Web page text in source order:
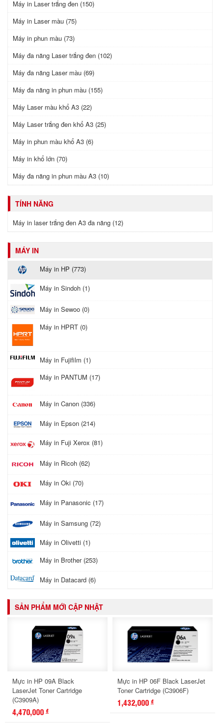
Máy in Laser trắng đen (150)
Máy in Laser màu (75)
Máy in phun màu (73)
Máy đa năng Laser trắng đen (102)
Máy đa năng Laser màu (69)
Máy đa năng in phun màu (155)
Máy Laser màu khổ A3 (22)
Máy Laser trắng đen khổ A3 (25)
Máy in phun màu khổ A3 (6)
Máy in khổ lớn (70)
Máy đa năng in phun màu A3 (10)
TÍNH NĂNG
Máy in laser trắng đen A3 đa năng (12)
MÁY IN
Máy in HP (773)
Máy in Sindoh (1)
Máy in Sewoo (0)
Máy in HPRT (0)
Máy in Fujifilm (1)
Máy in PANTUM (17)
Máy in Canon (336)
Máy in Epson (214)
Máy in Fuji Xerox (81)
Máy in Ricoh (62)
Máy in Oki (70)
Máy in Panasonic (17)
Máy in Samsung (72)
Máy in Olivetti (1)
Máy in Brother (253)
Máy in Datacard (6)
SẢN PHẨM MỚI CẬP NHẬT
Mực in HP 09A Black
LaserJet Toner Cartridge
(C3909A)
4,470,000 đ
Mực in HP 06F Black LaserJet
Toner Cartridge (C3906F)
1,432,000 đ